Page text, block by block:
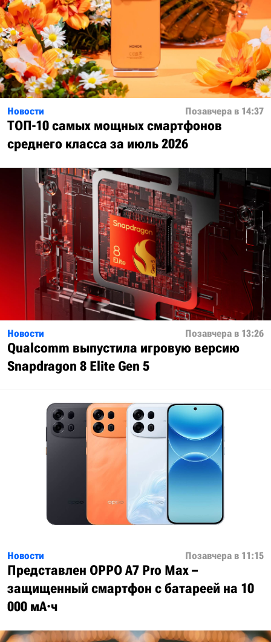
Новости Позавчера в 14:37
ТОП-10 самых мощных смартфонов
среднего класса за июль 2026
Новости Позавчера в 13:26
Qualcomm выпустила игровую версию
Snapdragon 8 Elite Gen 5
Новости Позавчера в 11:15
Представлен OPPO A7 Pro Max –
защищенный смартфон с батареей на 10
000 мА·ч